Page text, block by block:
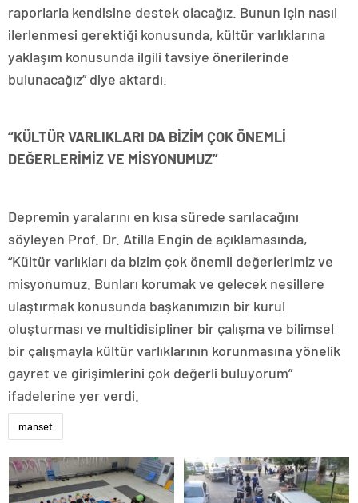
raporlarla kendisine destek olacağız. Bunun için nasıl
ilerlenmesi gerektiği konusunda, kültür varlıklarına
yaklaşım konusunda ilgili tavsiye önerilerinde
bulunacağız” diye aktardı.
“KÜLTÜR VARLIKLARI DA BİZİM ÇOK ÖNEMLİ
DEĞERLERİMİZ VE MİSYONUMUZ”
Depremin yaralarını en kısa sürede sarılacağını
söyleyen Prof. Dr. Atilla Engin de açıklamasında,
“Kültür varlıkları da bizim çok önemli değerlerimiz ve
misyonumuz. Bunları korumak ve gelecek nesillere
ulaştırmak konusunda başkanımızın bir kurul
oluşturması ve multidisipliner bir çalışma ve bilimsel
bir çalışmayla kültür varlıklarının korunmasına yönelik
gayret ve girişimlerini çok değerli buluyorum”
ifadelerine yer verdi.
manset